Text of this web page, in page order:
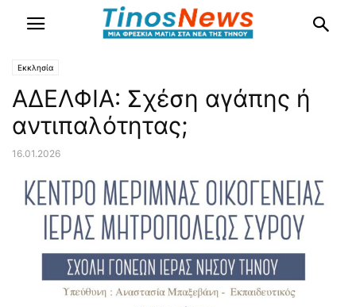
Εκκλησία
ΑΔΕΛΦΙΑ: Σχέση αγάπης ή
αντιπαλότητας;
16.01.2026